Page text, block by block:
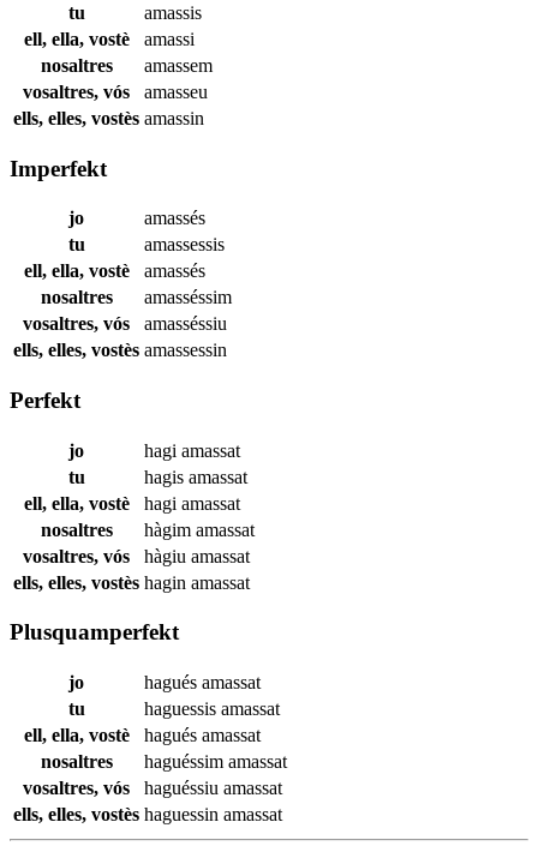
tu
amassis
ell, ella, vostè
amassi
nosaltres
amassem
vosaltres, vós
amasseu
ells, elles, vostès amassin
Imperfekt
jo
amassés
tu
amassessis
ell, ella, vostè
amassés
nosaltres
amasséssim
vosaltres, vós
amasséssiu
ells, elles, vostès amassessin
Perfekt
jo hagi amassat
tu
hagis amassat
ell, ella, vostè
hagi amassat
nosaltres
hàgim amassat
vosaltres, vós
hàgiu amassat
ells, elles, vostès hagin amassat
Plusquamperfekt
jo hagués amassat
tu
haguessis amassat
ell, ella, vostè
hagués amassat
nosaltres
haguéssim amassat
vosaltres, vós
haguéssiu amassat
ells, elles, vostès haguessin amassat